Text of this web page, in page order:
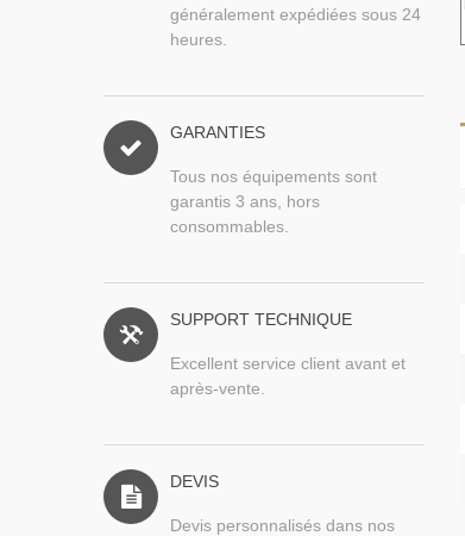
généralement expédiées sous 24
heures.
GARANTIES
Tous nos équipements sont
garantis 3 ans, hors
consommables.
SUPPORT TECHNIQUE
Excellent service client avant et
après-vente.
DEVIS
Devis personnalisés dans nos